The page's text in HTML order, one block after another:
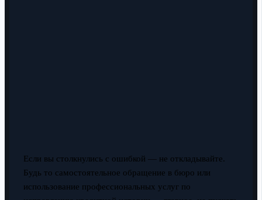
Если вы столкнулись с ошибкой — не откладывайте.
Будь то самостоятельное обращение в бюро или
использование профессиональных услуг по